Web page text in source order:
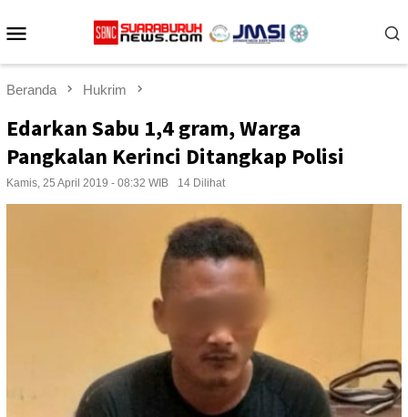
ke
Beranda Hukrim
Edarkan Sabu 1,4 gram, Warga
Pangkalan Kerinci Ditangkap Polisi
Kamis, 25 April 2019 - 08:32 WIB 14 Dilihat